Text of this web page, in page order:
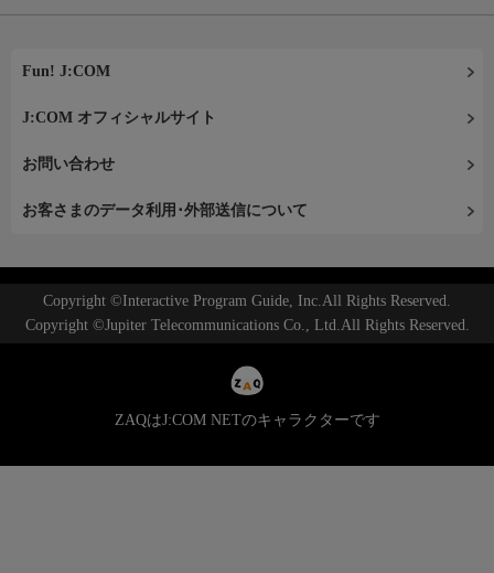
Fun! J:COM
J:COM オフィシャルサイト
お問い合わせ
お客さまのデータ利用･外部送信について
Copyright ©Interactive Program Guide, Inc.All Rights Reserved.
Copyright ©Jupiter Telecommunications Co., Ltd.All Rights Reserved.
ZAQはJ:COM NETのキャラクターです